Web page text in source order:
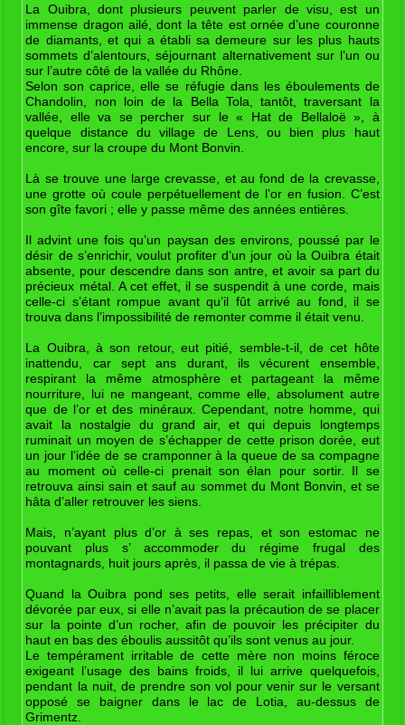
La Ouibra, dont plusieurs peuvent parler de visu, est un
immense dragon ailé, dont la tête est ornée d’une couronne
de diamants, et qui a établi sa demeure sur les plus hauts
sommets d’alentours, séjournant alternativement sur l’un ou
sur l’autre côté de la vallée du Rhône.
Selon son caprice, elle se réfugie dans les éboulements de
Chandolin, non loin de la Bella Tola, tantôt, traversant la
vallée, elle va se percher sur le « Hat de Bellaloë », à
quelque distance du village de Lens, ou bien plus haut
encore, sur la croupe du Mont Bonvin.
Là se trouve une large crevasse, et au fond de la crevasse,
une grotte où coule perpétuellement de l’or en fusion. C’est
son gîte favori ; elle y passe même des années entières.
Il advint une fois qu’un paysan des environs, poussé par le
désir de s’enrichir, voulut profiter d’un jour où la Ouibra était
absente, pour descendre dans son antre, et avoir sa part du
précieux métal. A cet effet, il se suspendit à une corde, mais
celle-ci s’étant rompue avant qu’il fût arrivé au fond, il se
trouva dans l’impossibilité de remonter comme il était venu.
La Ouibra, à son retour, eut pitié, semble-t-il, de cet hôte
inattendu, car sept ans durant, ils vécurent ensemble,
respirant la même atmosphère et partageant la même
nourriture, lui ne mangeant, comme elle, absolument autre
que de l’or et des minéraux. Cependant, notre homme, qui
avait la nostalgie du grand air, et qui depuis longtemps
ruminait un moyen de s’échapper de cette prison dorée, eut
un jour l’idée de se cramponner à la queue de sa compagne
au moment où celle-ci prenait son élan pour sortir. Il se
retrouva ainsi sain et sauf au sommet du Mont Bonvin, et se
hâta d’aller retrouver les siens.
Mais, n’ayant plus d’or à ses repas, et son estomac ne
pouvant plus s’ accommoder du régime frugal des
montagnards, huit jours après, il passa de vie à trépas.
Quand la Ouibra pond ses petits, elle serait infailliblement
dévorée par eux, si elle n’avait pas la précaution de se placer
sur la pointe d’un rocher, afin de pouvoir les précipiter du
haut en bas des éboulis aussitôt qu’ils sont venus au jour.
Le tempérament irritable de cette mère non moins féroce
exigeant l’usage des bains froids, il lui arrive quelquefois,
pendant la nuit, de prendre son vol pour venir sur le versant
opposé se baigner dans le lac de Lotia, au-dessus de
Grimentz.